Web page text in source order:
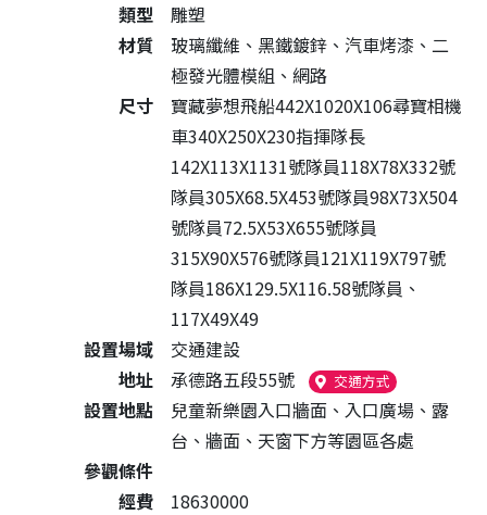
類型
雕塑
材質
玻璃纖維、黑鐵鍍鋅、汽車烤漆、二
極發光體模組、網路
尺寸
寶藏夢想飛船442X1020X106尋寶相機
車340X250X230指揮隊長
142X113X1131號隊員118X78X332號
隊員305X68.5X453號隊員98X73X504
號隊員72.5X53X655號隊員
315X90X576號隊員121X119X797號
隊員186X129.5X116.58號隊員、
117X49X49
設置場域
交通建設
地址
承德路五段55號 交通方式（另開新視窗）
設置地點
兒童新樂園入口牆面、入口廣場、露
台、牆面、天窗下方等園區各處
參觀條件
經費
18630000